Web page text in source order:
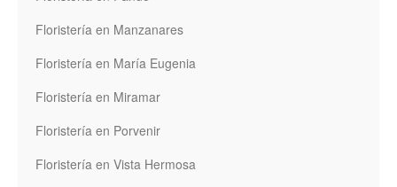
Floristería en Manzanares
Floristería en María Eugenia
Floristería en Miramar
Floristería en Porvenir
Floristería en Vista Hermosa